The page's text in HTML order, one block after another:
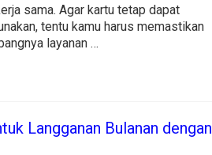
sama. Agar kartu tetap dapat
tentu kamu harus memastikan
layanan …
Langganan Bulanan dengan